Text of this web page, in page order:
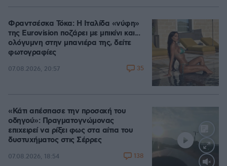
Φραντσέσκα Τόκα: Η Ιταλίδα «νύφη»
της Eurovision ποζάρει με μπικίνι και...
ολόγυμνη στην μπανιέρα της, δείτε
φωτογραφίες
07.08.2026, 20:57 35
«Κάτι απέσπασε την προσοχή του
οδηγού»: Πραγματογνώμονας
επιχειρεί να ρίξει φως στα αίτια του
δυστυχήματος στις Σέρρες
07.08.2026, 18:54 138